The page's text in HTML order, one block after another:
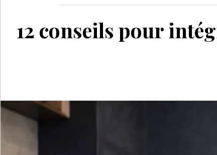
12 conseils pour